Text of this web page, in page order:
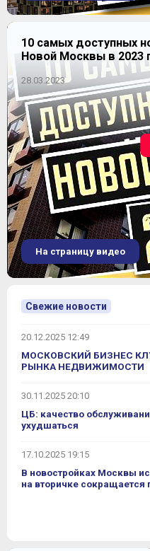
10 самых доступных
Новой Москвы в 2023
28.03.2023
На страницу видео
Свежие новости
20.12.2025 12:49
МОСКОВСКИЙ БИЗНЕС
РЫНКА НЕДВИЖИМОСТИ
30.11.2025 20:10
ЦБ: качество
ухудшаться
17.10.2025 19:15
В новостройках Москвы
на вторичке сокращается